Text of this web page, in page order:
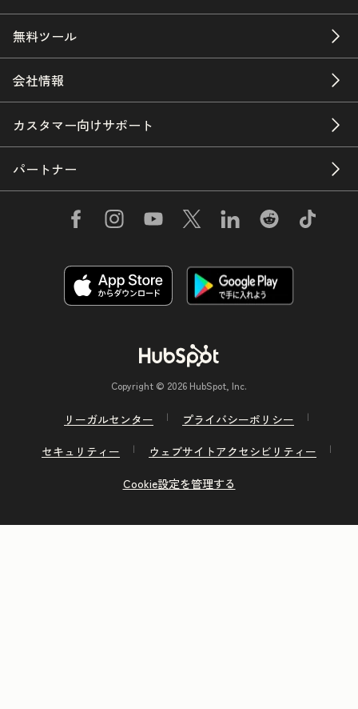
無料ツール
会社情報
カスタマー向けサポート
パートナー
Copyright © 2026 HubSpot, Inc.
リーガルセンター
プライバシーポリシー
セキュリティー
ウェブサイトアクセシビリティー
Cookie設定を管理する